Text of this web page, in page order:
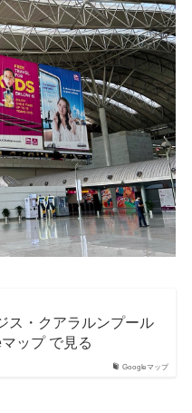
Googleマップ
ス・クアラルンプール
ップ で見る